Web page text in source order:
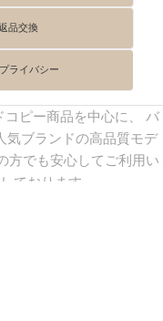
品交換
プライバシー
ピー商品を中心に、 バ
気ブランドの高品質モデ
方でも安心してご利用い
ております。